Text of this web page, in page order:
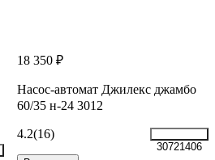
18 350 ₽
Насос-автомат Джилекс джамбо
60/35 н-24 3012
4.2(16)
30721406